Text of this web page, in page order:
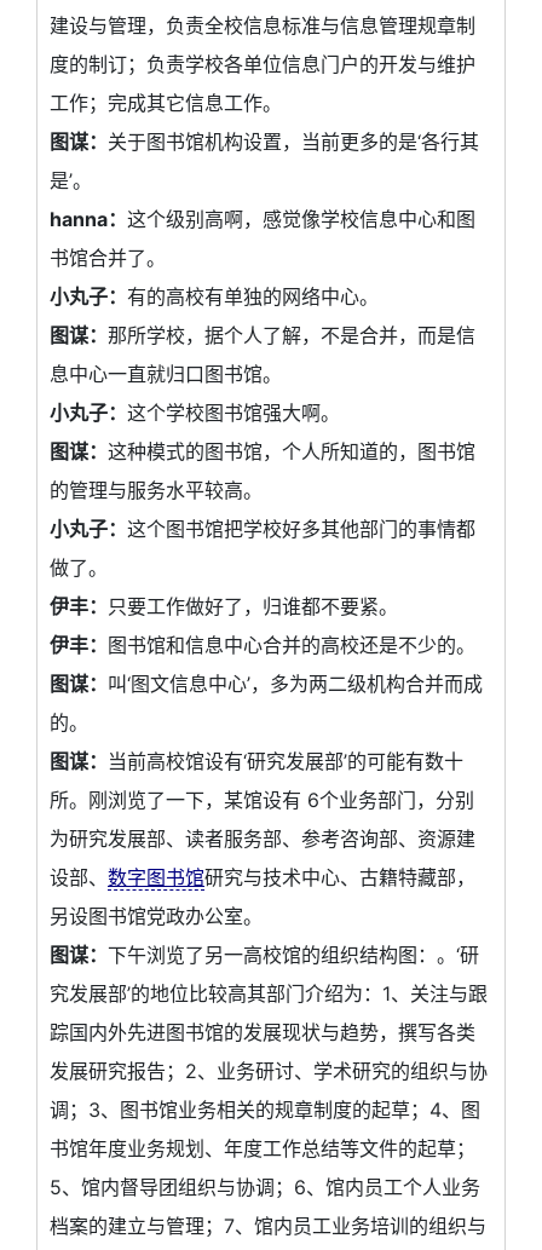
建设与管理，负责全校信息标准与信息管理规章制
度的制订；负责学校各单位信息门户的开发与维护
工作；完成其它信息工作。
图谋： 关于图书馆机构设置，当前更多的是‘各行其
是’。
hanna： 这个级别高啊，感觉像学校信息中心和图
书馆合并了。
小丸子： 有的高校有单独的网络中心。
图谋： 那所学校，据个人了解，不是合并，而是信
息中心一直就归口图书馆。
小丸子： 这个学校图书馆强大啊。
图谋： 这种模式的图书馆，个人所知道的，图书馆
的管理与服务水平较高。
小丸子： 这个图书馆把学校好多其他部门的事情都
做了。
伊丰： 只要工作做好了，归谁都不要紧。
伊丰： 图书馆和信息中心合并的高校还是不少的。
图谋： 叫‘图文信息中心’，多为两二级机构合并而成
的。
图谋： 当前高校馆设有‘研究发展部’的可能有数十
所。刚浏览了一下，某馆设有 6个业务部门，分别
为研究发展部、读者服务部、参考咨询部、资源建
设部、 数字图书馆研究与技术中心、古籍特藏部，
另设图书馆党政办公室。
图谋： 下午浏览了另一高校馆的组织结构图：。‘研
究发展部’的地位比较高其部门介绍为：1、关注与跟
踪国内外先进图书馆的发展现状与趋势，撰写各类
发展研究报告；2、业务研讨、学术研究的组织与协
调；3、图书馆业务相关的规章制度的起草；4、图
书馆年度业务规划、年度工作总结等文件的起草；
5、馆内督导团组织与协调；6、馆内员工个人业务
档案的建立与管理；7、馆内员工业务培训的组织与